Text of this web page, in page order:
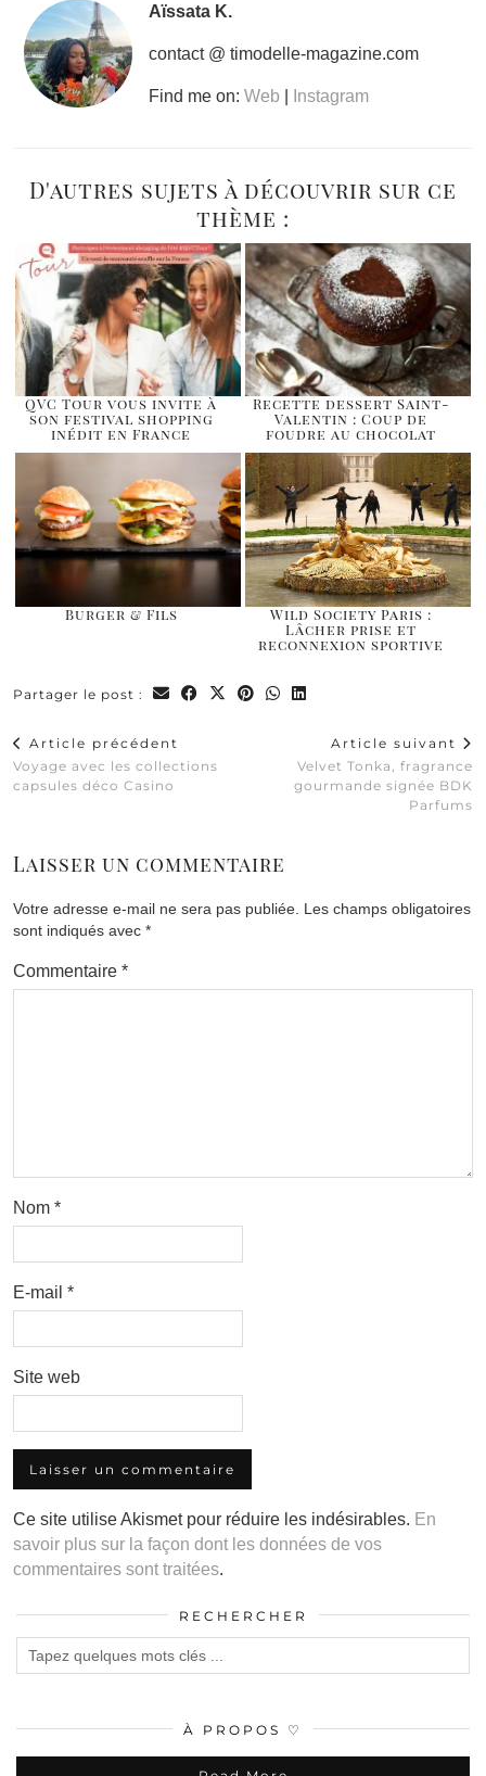
Aïssata K.
contact @ timodelle-magazine.com
Find me on: Web Instagram
D'autres sujets à découvrir sur ce
thème :
QVC Tour vous invite à
son festival shopping
inédit en France
Recette dessert Saint-
Valentin : Coup de
foudre au chocolat
Burger & Fils
Wild Society Paris :
Lâcher prise et
reconnexion sportive
Partager le post :
Article précédent
Voyage avec les collections
capsules déco Casino
Article suivant
Velvet Tonka, fragrance
gourmande signée BDK
Parfums
Laisser un commentaire
Votre adresse e-mail ne sera pas publiée. Les champs obligatoires
sont indiqués avec *
Commentaire *
Nom *
E-mail *
Site web
Ce site utilise Akismet pour réduire les indésirables. En
savoir plus sur la façon dont les données de vos
commentaires sont traitées.
RECHERCHER
À PROPOS ♡